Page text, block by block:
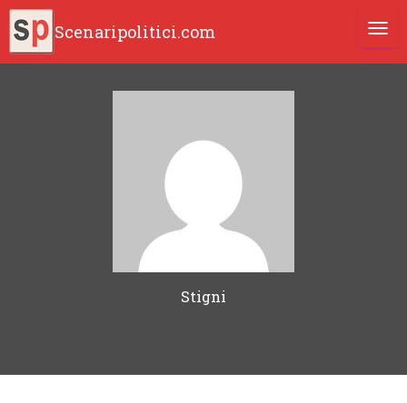
Scenaripolitici.com
Stigni